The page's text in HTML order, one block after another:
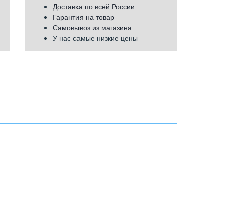
Доставка по всей России
Гарантия на товар
Самовывоз из магазина
У нас самые низкие цены